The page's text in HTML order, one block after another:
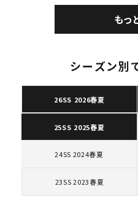
キーワードから探す
人気ワード
キャップ・ハット
パ
ショルダー・ウエストバッ
カテゴリーから探す
コラボレーションブランドか
カー ホ
もっ
シーズン別
26SS 2026春夏
25SS 2025春夏
24SS 2024春夏
23SS 2023春夏